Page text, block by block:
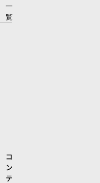
一
覧
コ
ン
テ